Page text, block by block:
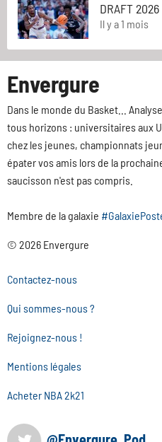
DRAFT
Il y a 1 mois
Envergure
Dans le monde du Basket...
tous horizons : universitaires aux
chez les jeunes, championnats
épater vos amis lors de la
saucisson n'est pas compris.
Membre de la galaxie
© 2026 Envergure
Contactez-nous
Qui sommes-nous ?
Rejoignez-nous !
Mentions légales
Acheter NBA 2k21